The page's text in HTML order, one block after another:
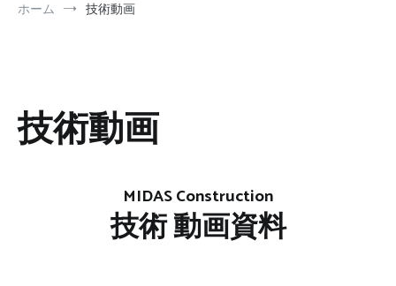
ホーム 技術動画
技術動画
MIDAS Construction
技術 動画資料